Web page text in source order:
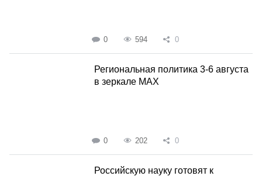
0 594 0
Региональная политика 3-6 августа
в зеркале MAX
0 202 0
Российскую науку готовят к